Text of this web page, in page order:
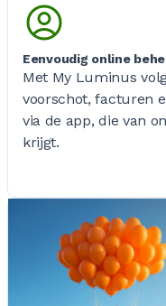
Eenvoudig online
Met My Luminus
voorschot, facturen
via de app, die van
krijgt.